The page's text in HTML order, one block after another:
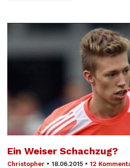
Ein Weiser Schachzug?
Christopher • 18.06.2015 • 12